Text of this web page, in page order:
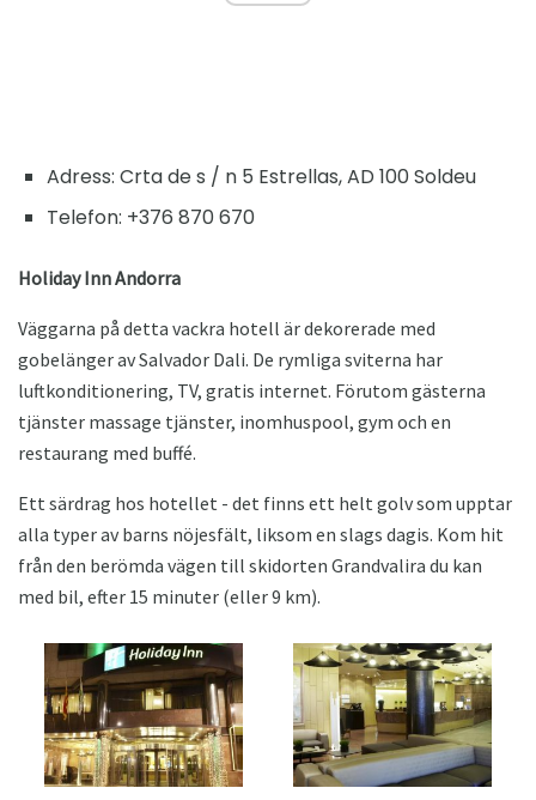
Adress: Crta de s / n 5 Estrellas, AD 100 Soldeu
Telefon: +376 870 670
Holiday Inn Andorra
Väggarna på detta vackra hotell är dekorerade med
gobelänger av Salvador Dali. De rymliga sviterna har
luftkonditionering, TV, gratis internet. Förutom gästerna
tjänster massage tjänster, inomhuspool, gym och en
restaurang med buffé.
Ett särdrag hos hotellet - det finns ett helt golv som upptar
alla typer av barns nöjesfält, liksom en slags dagis. Kom hit
från den berömda vägen till skidorten Grandvalira du kan
med bil, efter 15 minuter (eller 9 km).